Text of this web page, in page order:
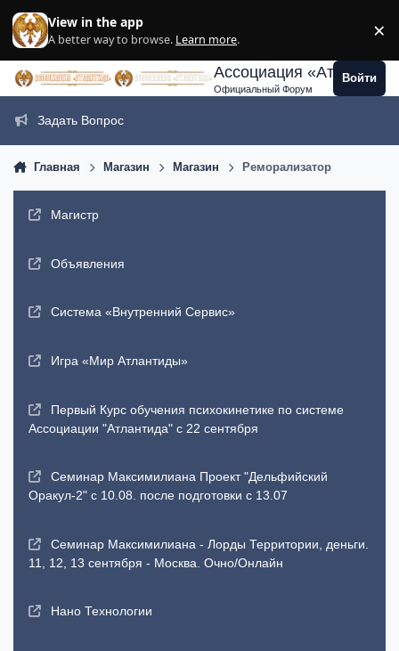
View in the app
A better way to browse. Learn more. ×
Ассоциация
Официальный Форум
Войти
Задать Вопрос
Главная Магазин Магазин Реморализатор
Магистр
Объявления
Система «Внутренний Сервис»
Игра «Мир Атлантиды»
Первый Курс обучения психокинетике по системе
Ассоциации "Атлантида" с 22 сентября
Семинар Максимилиана Проект "Дельфийский
Оракул-2" с 10.08. после подготовки с 13.07
Семинар Максимилиана - Лорды Территории, деньги.
11, 12, 13 сентября - Москва. Очно/Онлайн
Нано Технологии